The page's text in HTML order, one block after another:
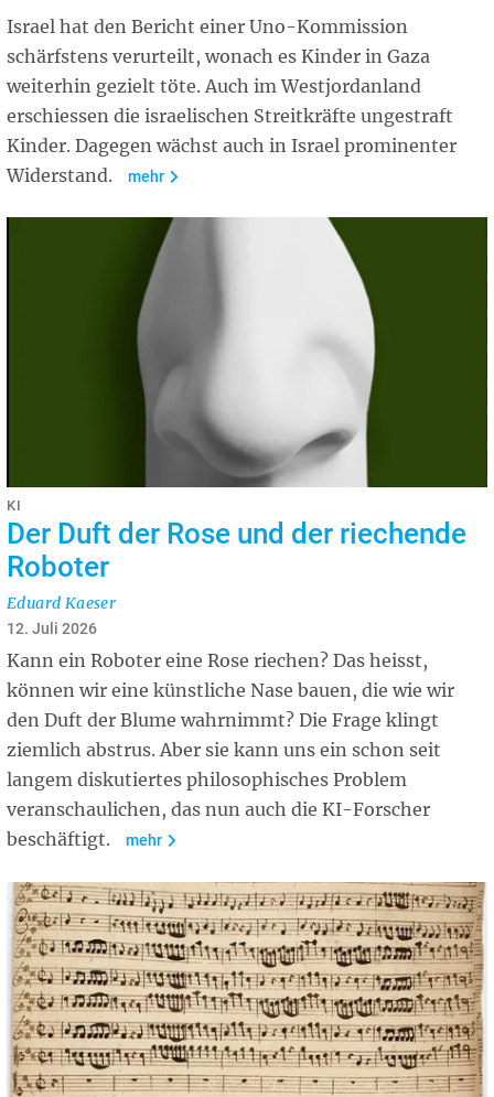
Israel hat den Bericht einer Uno-Kommission
schärfstens verurteilt, wonach es Kinder in Gaza
weiterhin gezielt töte. Auch im Westjordanland
erschiessen die israelischen Streitkräfte ungestraft
Kinder. Dagegen wächst auch in Israel prominenter
Widerstand.
mehr
KI
Der Duft der Rose und der riechende
Roboter
Eduard Kaeser
12. Juli 2026
Kann ein Roboter eine Rose riechen? Das heisst,
können wir eine künstliche Nase bauen, die wie wir
den Duft der Blume wahrnimmt? Die Frage klingt
ziemlich abstrus. Aber sie kann uns ein schon seit
langem diskutiertes philosophisches Prob­­lem
veranschaulichen, das nun auch die KI-Forscher
beschäftigt.
mehr